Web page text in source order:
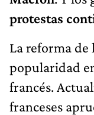
protestas
La reforma de
popularidad
francés.
franceses